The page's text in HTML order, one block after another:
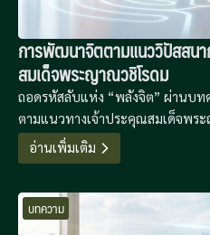
การพัฒนาจิตตามแนววิปัสสน
สมเด็จพระญาณวชิโรดม
ถอดรหัสลับแห่ง “พลังจิต” ผ่านบท
ตามแนวทางเจ้าประคุณสมเด็จพร
เชื่อมโยงระหว่างสมถะและวิปัสสน
การปฏิบัติที่ยุ่งยากให้เป็นเรื่องง่ายใ
อ่านเพิ่มเติม
บทความ